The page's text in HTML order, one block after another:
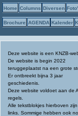
Home Columns Diversen
Brochure AGENDA Kalender
Deze website is een KNZB-
De website is begin 2022
teruggeplaatst na een grote
Er ontbreekt bijna 3 jaar
geschiedenis.
Deze website voldoet aan de
regels.
Alle tekstblokjes hierboven
links. Sommige hebben ook